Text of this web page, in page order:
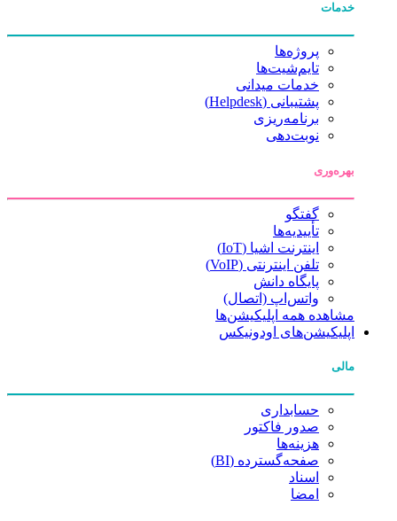
خدمات
پروژه‌ها
تایم‌شیت‌ها
خدمات میدانی
پشتیبانی (Helpdesk)
برنامه‌ریزی
نوبت‌دهی
بهره‌وری
گفتگو
تأییدیه‌ها
اینترنت اشیا (IoT)
تلفن اینترنتی (VoIP)
پایگاه دانش
واتس‌اپ (اتصال)
مشاهده همه اپلیکیشن‌ها
اپلیکیشن‌های اودونیکس
مالی
حسابداری
صدور فاکتور
هزینه‌ها
صفحه‌گسترده (BI)
اسناد
امضا